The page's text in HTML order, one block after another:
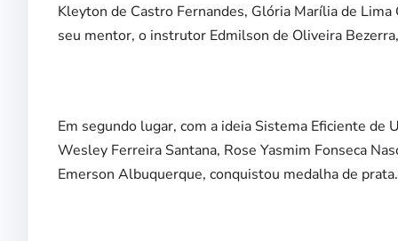
Kleyton de Castro Fernandes, Glória Marília de
seu mentor, o instrutor Edmilson de Oliveira
Em segundo lugar, com a ideia Sistema Eficiente de
Wesley Ferreira Santana, Rose Yasmim Fonseca
Emerson Albuquerque, conquistou medalha de prata.